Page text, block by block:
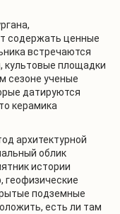
содержать ценные
встречаются
культовые площадки
сезоне ученые
датируются
керамика
архитектурной
облик
истории
геофизические
подземные
есть ли там